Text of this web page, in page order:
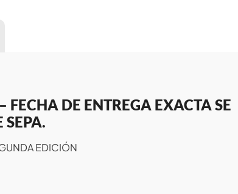
DE ENTREGA EXACTA SE
EDICIÓN